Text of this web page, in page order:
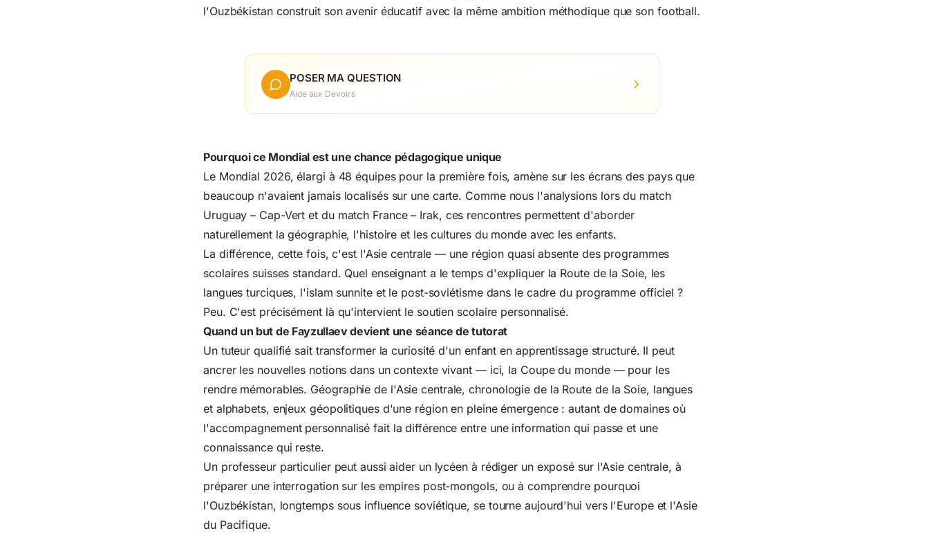
l'Ouzbékistan construit son avenir éducatif avec la même ambition méthodique que son football.
POSER MA QUESTION
Aide aux Devoirs
Pourquoi ce Mondial est une chance pédagogique unique
Le Mondial 2026, élargi à 48 équipes pour la première fois, amène sur les écrans des pays que
beaucoup n'avaient jamais localisés sur une carte. Comme nous l'analysions lors du match
Uruguay – Cap-Vert et du match France – Irak, ces rencontres permettent d'aborder
naturellement la géographie, l'histoire et les cultures du monde avec les enfants.
La différence, cette fois, c'est l'Asie centrale — une région quasi absente des programmes
scolaires suisses standard. Quel enseignant a le temps d'expliquer la Route de la Soie, les
langues turciques, l'islam sunnite et le post-soviétisme dans le cadre du programme officiel ?
Peu. C'est précisément là qu'intervient le soutien scolaire personnalisé.
Quand un but de Fayzullaev devient une séance de tutorat
Un tuteur qualifié sait transformer la curiosité d'un enfant en apprentissage structuré. Il peut
ancrer les nouvelles notions dans un contexte vivant — ici, la Coupe du monde — pour les
rendre mémorables. Géographie de l'Asie centrale, chronologie de la Route de la Soie, langues
et alphabets, enjeux géopolitiques d'une région en pleine émergence : autant de domaines où
l'accompagnement personnalisé fait la différence entre une information qui passe et une
connaissance qui reste.
Un professeur particulier peut aussi aider un lycéen à rédiger un exposé sur l'Asie centrale, à
préparer une interrogation sur les empires post-mongols, ou à comprendre pourquoi
l'Ouzbékistan, longtemps sous influence soviétique, se tourne aujourd'hui vers l'Europe et l'Asie
du Pacifique.